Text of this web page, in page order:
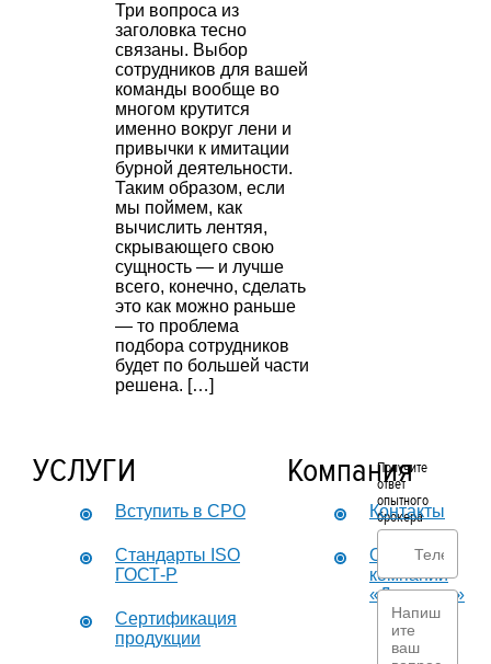
Три вопроса из
заголовка тесно
связаны. Выбор
сотрудников для вашей
команды вообще во
многом крутится
именно вокруг лени и
привычки к имитации
бурной деятельности.
Таким образом, если
мы поймем, как
вычислить лентяя,
скрывающего свою
сущность — и лучше
всего, конечно, сделать
это как можно раньше
— то проблема
подбора сотрудников
будет по большей части
решена. […]
УСЛУГИ
Вступить в СРО
Стандарты ISO
ГОСТ-Р
Сертификация
продукции
Компания
Контакты
О
компании
«Дикастер»
Получите
ответ
опытного
брокера